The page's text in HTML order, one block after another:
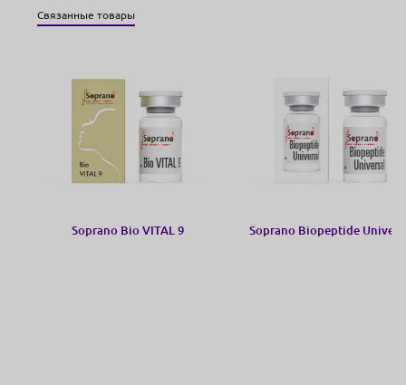
Связанные товары
Soprano Bio VITAL 9 Soprano Biopeptide